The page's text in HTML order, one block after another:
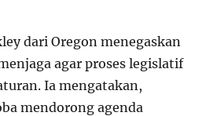
dari Oregon menegaskan
agar proses legislatif
Ia mengatakan,
mendorong agenda